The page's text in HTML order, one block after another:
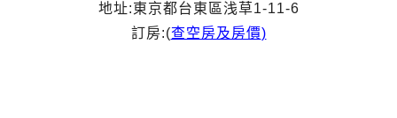
地址:東京都台東區浅草1-11-6
訂房:(查空房及房價)